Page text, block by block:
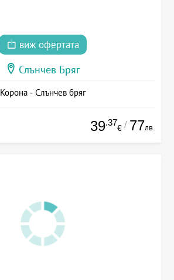
виж офертата
Слънчев Бряг
Корона - Слънчев бряг
39.37
€ / 77лв.